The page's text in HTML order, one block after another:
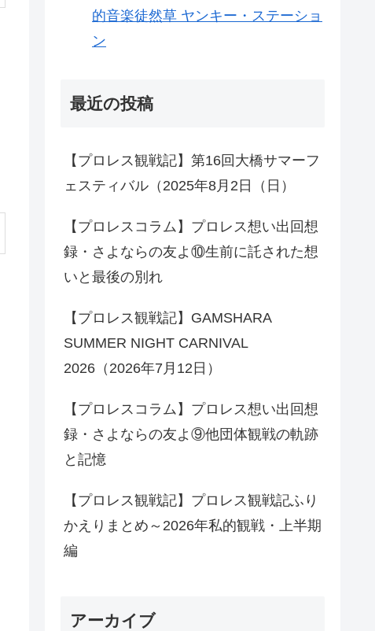
的音楽徒然草 ヤンキー・ステーショ
ン
最近の投稿
【プロレス観戦記】第16回大橋サマーフ
ェスティバル（2025年8月2日（日）
【プロレスコラム】プロレス想い出回想
録・さよならの友よ⑩生前に託された想
いと最後の別れ
【プロレス観戦記】GAMSHARA
SUMMER NIGHT CARNIVAL
2026（2026年7月12日）
【プロレスコラム】プロレス想い出回想
録・さよならの友よ⑨他団体観戦の軌跡
と記憶
【プロレス観戦記】プロレス観戦記ふり
かえりまとめ～2026年私的観戦・上半期
編
アーカイブ